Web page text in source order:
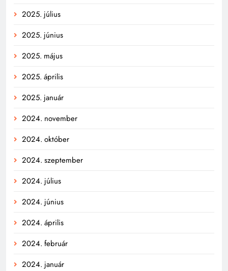
2025. július
2025. június
2025. május
2025. április
2025. január
2024. november
2024. október
2024. szeptember
2024. július
2024. június
2024. április
2024. február
2024. január